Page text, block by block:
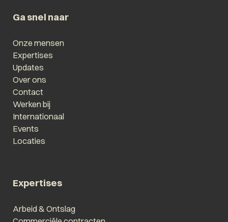
Ga snel naar
Onze mensen
Expertises
Updates
Over ons
Contact
Werken bij
Internationaal
Events
Locaties
Expertises
Arbeid & Ontslag